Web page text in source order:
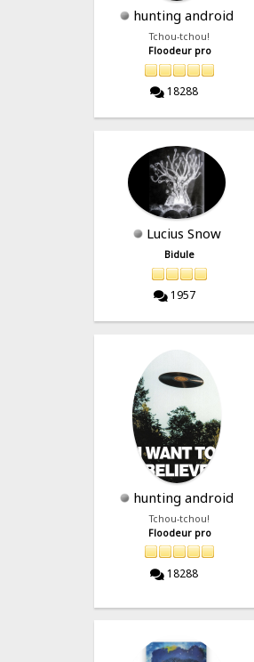
hunting android
Tchou-tchou!
Floodeur pro
18288
Lucius Snow
Bidule
1957
hunting android
Tchou-tchou!
Floodeur pro
18288